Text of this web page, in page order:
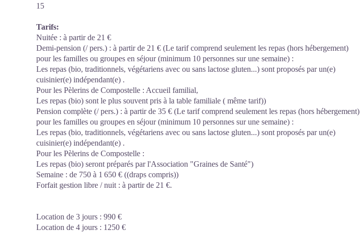
15
Tarifs:
Nuitée : à partir de 21 €
Demi-pension (/ pers.) : à partir de 21 € (Le tarif comprend seulement les repas (hors hébergement)
pour les familles ou groupes en séjour (minimum 10 personnes sur une semaine) :
Les repas (bio, traditionnels, végétariens avec ou sans lactose gluten...) sont proposés par un(e)
cuisinier(e) indépendant(e) .
Pour les Pèlerins de Compostelle : Accueil familial,
Les repas (bio) sont le plus souvent pris à la table familiale ( même tarif))
Pension complète (/ pers.) : à partir de 35 € (Le tarif comprend seulement les repas (hors hébergement)
pour les familles ou groupes en séjour (minimum 10 personnes sur une semaine) :
Les repas (bio, traditionnels, végétariens avec ou sans lactose gluten...) sont proposés par un(e)
cuisinier(e) indépendant(e) .
Pour les Pèlerins de Compostelle :
Les repas (bio) seront préparés par l'Association "Graines de Santé")
Semaine : de 750 à 1 650 € ((draps compris))
Forfait gestion libre / nuit : à partir de 21 €.
Location de 3 jours : 990 €
Location de 4 jours : 1250 €